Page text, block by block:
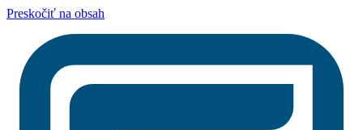
Preskočiť na obsah